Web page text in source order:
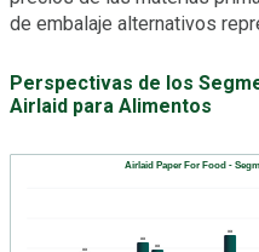
de embalaje alternativos
Perspectivas de los
Airlaid para Alimentos